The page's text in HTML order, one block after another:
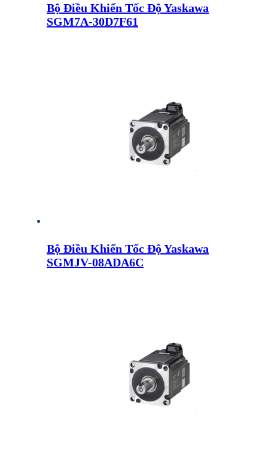
Bộ Điều Khiển Tốc Độ Yaskawa
SGM7A-30D7F61
Bộ Điều Khiển Tốc Độ Yaskawa
SGMJV-08ADA6C